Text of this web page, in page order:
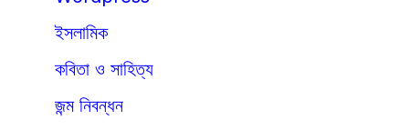
ইসলামিক
কবিতা ও সাহিত্য
জন্ম নিবন্ধন